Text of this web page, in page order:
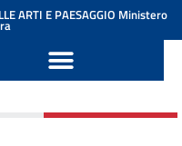
ARTI E PAESAGGIO Ministero